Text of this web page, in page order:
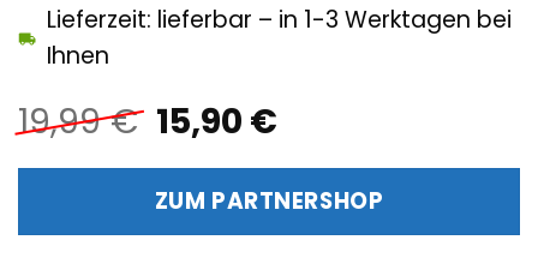
19,99€ Ursprünglicher
Preis
war:
19,99 €
15,90 €Aktueller
ist:
15,90 €.
Lieferzeit: lieferbar – in 1-3 Werktagen bei
Ihnen
ZUM PARTNERSHOP